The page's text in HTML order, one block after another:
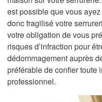
est possible que vous
donc fragilisé votre
votre obligation de vous
risques d’infraction pour
dédommagement auprès
préférable de confier toute
professionnel.